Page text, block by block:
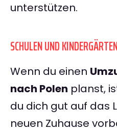
unterstützen.
SCHULEN UND
Wenn du einen
nach Polen planst,
du dich gut auf das
neuen Zuhause